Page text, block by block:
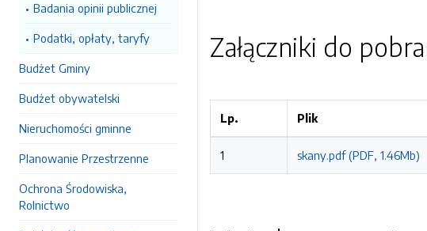
Badania opinii publicznej
Podatki, opłaty, taryfy
Budżet Gminy
Budżet obywatelski
Nieruchomości gminne
Planowanie Przestrzenne
Ochrona Środowiska,
Rolnictwo
Załączniki do
Lp. Plik
1 skany.pdf (PDF, 1.46Mb)